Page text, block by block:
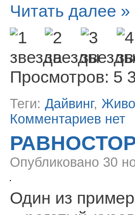
Читать далее »
Просмотров: 5
Теги: Дайвинг,
Комментариев нет
Опубликовано 30
Один из